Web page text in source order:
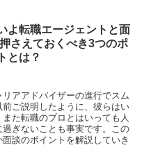
よ転職エージェントと面
さえておくべき3つのポ
とは？
アアドバイザーの進行でスム
ご説明したように、彼らはい
た転職のプロとはいっても人
ぎないことも事実です。この
談のポイントを解説していき